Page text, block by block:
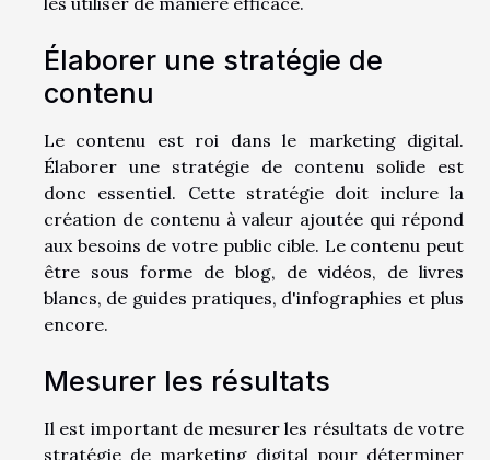
Élaborer une stratégie de
contenu
Le contenu est roi dans le marketing digital.
Élaborer une stratégie de contenu solide est
donc essentiel. Cette stratégie doit inclure la
création de contenu à valeur ajoutée qui répond
aux besoins de votre public cible. Le contenu peut
être sous forme de blog, de vidéos, de livres
blancs, de guides pratiques, d'infographies et plus
encore.
Mesurer les résultats
Il est important de mesurer les résultats de votre
stratégie de marketing digital pour déterminer